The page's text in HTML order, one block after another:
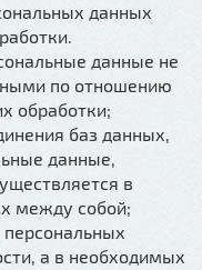
данных
данные не
по отношению
обработки;
баз данных,
данные,
в
между собой;
персональных
а в необходимых